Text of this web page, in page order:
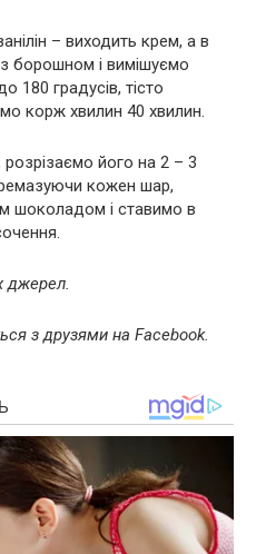
– виходить крем, а в
борошном і вимішуємо
180 градусів, тісто
корж хвилин 40 хвилин.
його на 2 – 3
кожен шар,
шоколадом і ставимо в
джерел.
з друзями на Facebook.